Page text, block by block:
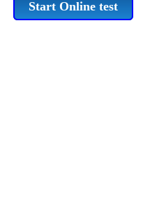
Start Online test